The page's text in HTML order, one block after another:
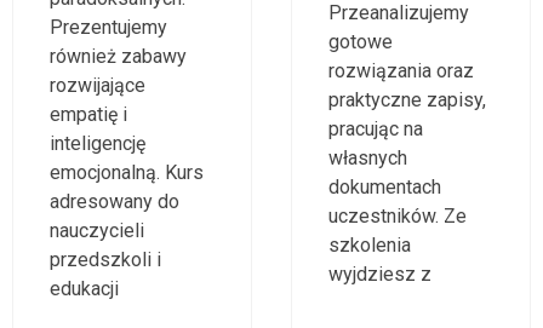
Prezentujemy
również zabawy
rozwijające
empatię i
inteligencję
emocjonalną. Kurs
adresowany do
nauczycieli
przedszkoli i
edukacji
Przeanalizujemy
gotowe
rozwiązania oraz
praktyczne zapisy,
pracując na
własnych
dokumentach
uczestników. Ze
szkolenia
wyjdziesz z